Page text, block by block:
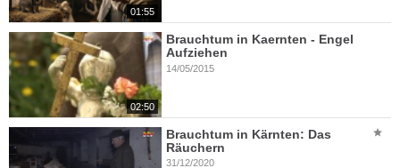
01:55
02:50
Brauchtum in Kaernten - Engel
Aufziehen
14/05/2015
Brauchtum in Kärnten: Das
Räuchern
31/12/2020